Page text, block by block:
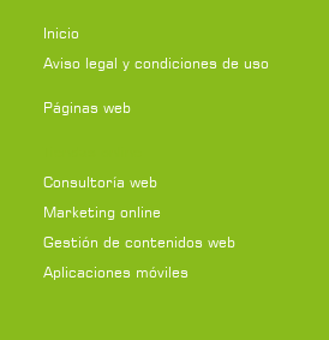
Inicio
Aviso legal y condiciones de uso
Páginas web
Consultoría web
Marketing online
Gestión de contenidos web
Aplicaciones móviles